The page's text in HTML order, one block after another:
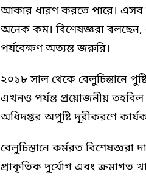
আকার ধারণ করতে পারে। এসব
অনেক কম। বিশেষজ্ঞরা বলছেন,
পর্যবেক্ষণ অত্যন্ত জরুরি।
২০১৮ সাল থেকে বেলুচিস্তানে
এখনও পর্যন্ত প্রয়োজনীয় তহবিল
অধিদপ্তর অপুষ্টি দূরীকরণে
বেলুচিস্তানে কর্মরত বিশেষজ্ঞরা
প্রাকৃতিক দুর্যোগ এবং ক্রমাগত